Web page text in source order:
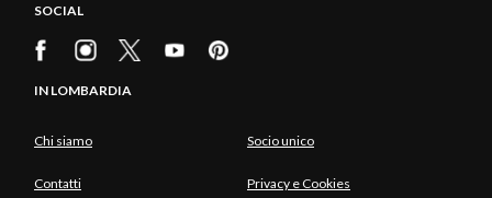
SOCIAL
IN LOMBARDIA
Chi siamo Socio unico
Contatti Privacy e Cookies